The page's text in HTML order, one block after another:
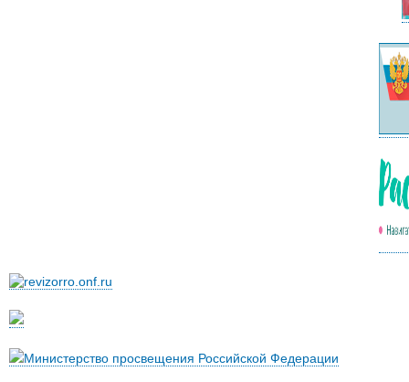
Министерство просвещения Российской Федерации